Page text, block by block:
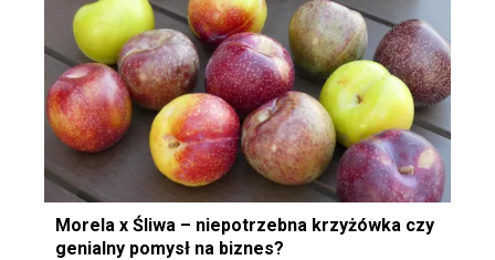
Morela x Śliwa – niepotrzebna krzyżówka czy
genialny pomysł na biznes?